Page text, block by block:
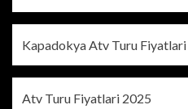
Kapadokya Atv Turu
Atv Turu Fiyatlari 2025